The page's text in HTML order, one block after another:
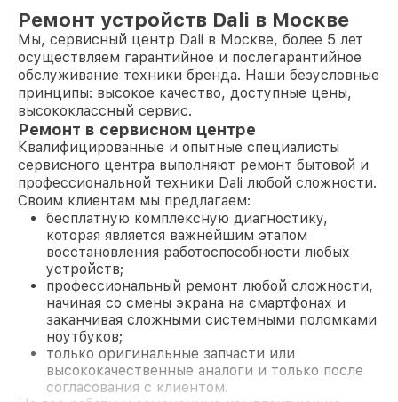
Ремонт устройств Dali в Москве
Мы, сервисный центр Dali в Москве, более 5 лет
осуществляем гарантийное и послегарантийное
обслуживание техники бренда. Наши безусловные
принципы: высокое качество, доступные цены,
высококлассный сервис.
Ремонт в сервисном центре
Квалифицированные и опытные специалисты
сервисного центра выполняют ремонт бытовой и
профессиональной техники Dali любой сложности.
Своим клиентам мы предлагаем:
бесплатную комплексную диагностику,
которая является важнейшим этапом
восстановления работоспособности любых
устройств;
профессиональный ремонт любой сложности,
начиная со смены экрана на смартфонах и
заканчивая сложными системными поломками
ноутбуков;
только оригинальные запчасти или
высококачественные аналоги и только после
согласования с клиентом.